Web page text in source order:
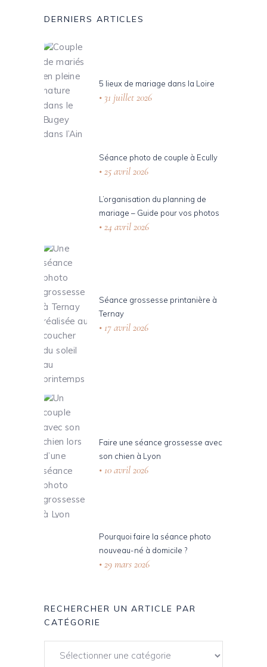
DERNIERS ARTICLES
5 lieux de mariage dans la Loire
31 juillet 2026
Séance photo de couple à Ecully
25 avril 2026
L’organisation du planning de
mariage – Guide pour vos photos
24 avril 2026
Séance grossesse printanière à
Ternay
17 avril 2026
Faire une séance grossesse avec
son chien à Lyon
10 avril 2026
Pourquoi faire la séance photo
nouveau-né à domicile ?
29 mars 2026
RECHERCHER UN ARTICLE PAR
CATÉGORIE